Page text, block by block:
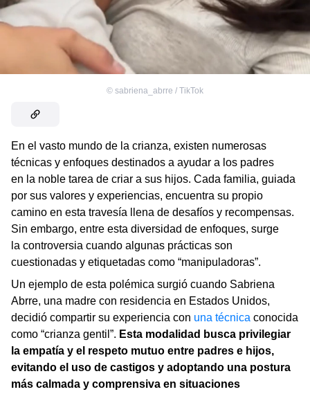
© sabriena_abrre / TikTok
En el vasto mundo de la crianza, existen numerosas
técnicas y enfoques destinados a ayudar a los padres
en la noble tarea de criar a sus hijos. Cada familia, guiada
por sus valores y experiencias, encuentra su propio
camino en esta travesía llena de desafíos y recompensas.
Sin embargo, entre esta diversidad de enfoques, surge
la controversia cuando algunas prácticas son
cuestionadas y etiquetadas como “manipuladoras”.
Un ejemplo de esta polémica surgió cuando Sabriena
Abrre, una madre con residencia en Estados Unidos,
decidió compartir su experiencia con una técnica conocida
como “crianza gentil”. Esta modalidad busca privilegiar
la empatía y el respeto mutuo entre padres e hijos,
evitando el uso de castigos y adoptando una postura
más calmada y comprensiva en situaciones